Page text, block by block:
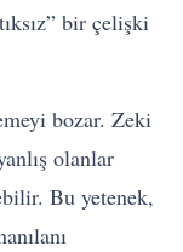
bir çelişki
bozar. Zeki
olanlar
Bu yetenek,